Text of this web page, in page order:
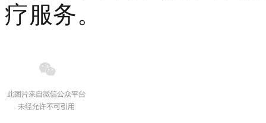
疗服务。